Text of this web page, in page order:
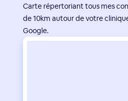
Carte répertoriant tous mes
de 10km autour de votre
Google.